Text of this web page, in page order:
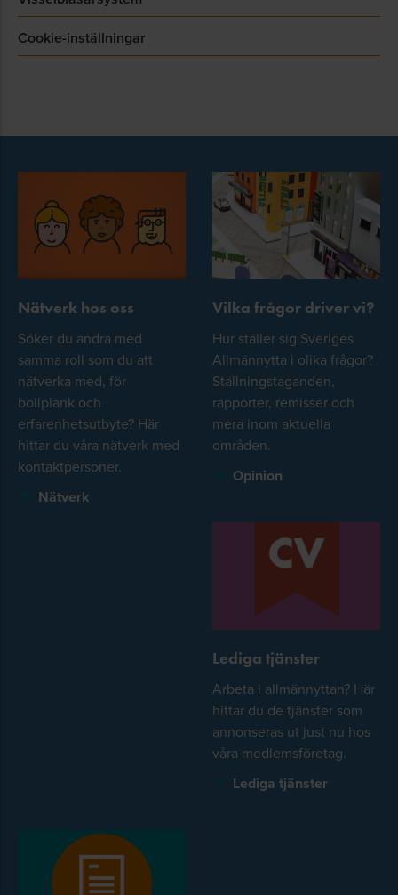
Cookie-inställningar
Nätverk hos oss
Söker du andra med
samma roll som du att
nätverka med, för
bollplank och
erfarenhetsutbyte? Här
hittar du våra nätverk med
kontaktpersoner.
Nätverk
Vilka frågor driver vi?
Hur ställer sig Sveriges
Allmännytta i olika frågor?
Ställningstaganden,
rapporter, remisser och
mera inom aktuella
områden.
Opinion
Lediga tjänster
Arbeta i allmännyttan? Här
hittar du de tjänster som
annonseras ut just nu hos
våra medlemsföretag.
Lediga tjänster